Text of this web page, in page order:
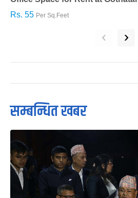
Rs. 55 Per Sq.Feet
‹ ›
सम्बन्धित खबर